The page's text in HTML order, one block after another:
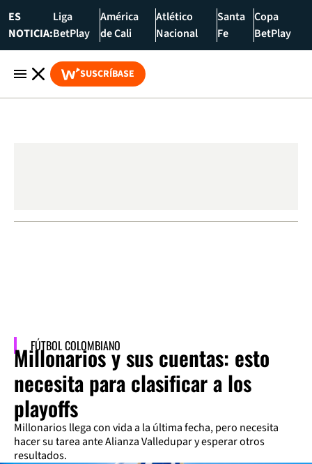
ES
NOTICIA:
Liga
BetPlay
América
de Cali
Atlético
Nacional
Santa
Fe
Copa
BetPlay
SUSCRÍBASE
FÚTBOL COLOMBIANO
Millonarios y sus cuentas: esto
necesita para clasificar a los
playoffs
Millonarios llega con vida a la última fecha, pero necesita
hacer su tarea ante Alianza Valledupar y esperar otros
resultados.